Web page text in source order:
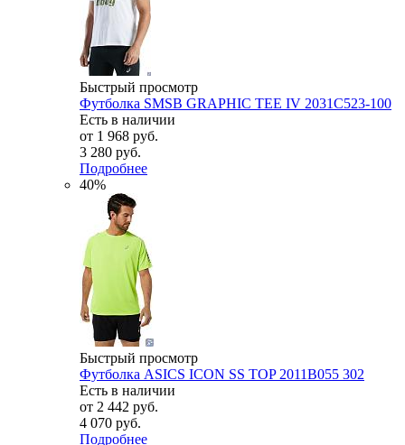
Быстрый просмотр
Футболка SMSB GRAPHIC TEE IV 2031C523-100
Есть в наличии
от 1 968 руб.
3 280 руб.
Подробнее
40%
Быстрый просмотр
Футболка ASICS ICON SS TOP 2011B055 302
Есть в наличии
от 2 442 руб.
4 070 руб.
Подробнее